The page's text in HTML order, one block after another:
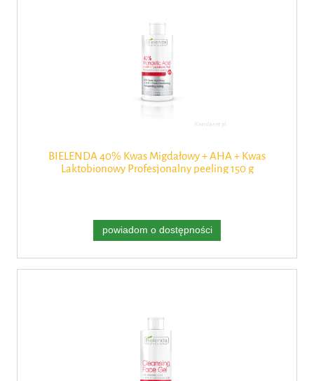
BIELENDA 40% Kwas Migdałowy + AHA + Kwas
Laktobionowy Profesjonalny peeling 150 g
powiadom o dostępności